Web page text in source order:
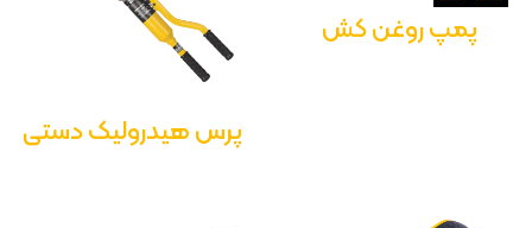
پمپ روغن کش
پرس هیدرولیک دستی